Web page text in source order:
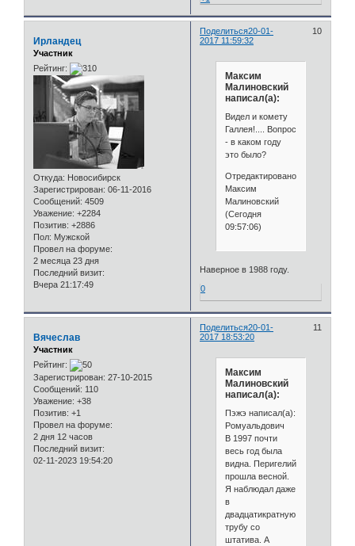
Поделиться 10
20-01-
2017 11:59:32
Ирландец
Участник
Рейтинг:
Откуда: Новосибирск
Зарегистрирован: 06-11-2016
Сообщений: 4509
Уважение: +2284
Позитив: +2886
Пол: Мужской
Провел на форуме:
2 месяца 23 дня
Последний визит:
Вчера 21:17:49
Максим
Малиновский
написал(а):
Видел и комету
Галлея!.... Вопрос
- в каком году
это было?
Отредактировано
Максим
Малиновский
(Сегодня
09:57:06)
Наверное в 1988 году.
0
Поделиться 11
20-01-
2017 18:53:20
Вячеслав
Участник
Рейтинг:
Зарегистрирован: 27-10-2015
Сообщений: 110
Уважение: +38
Позитив: +1
Провел на форуме:
2 дня 12 часов
Последний визит:
02-11-2023 19:54:20
Максим
Малиновский
написал(а):
Пэжэ написал(а):
Ромуальдович
В 1997 почти
весь год была
видна. Перигелий
прошла весной.
Я наблюдал даже
в
двадцатикратную
трубу со
штатива. А